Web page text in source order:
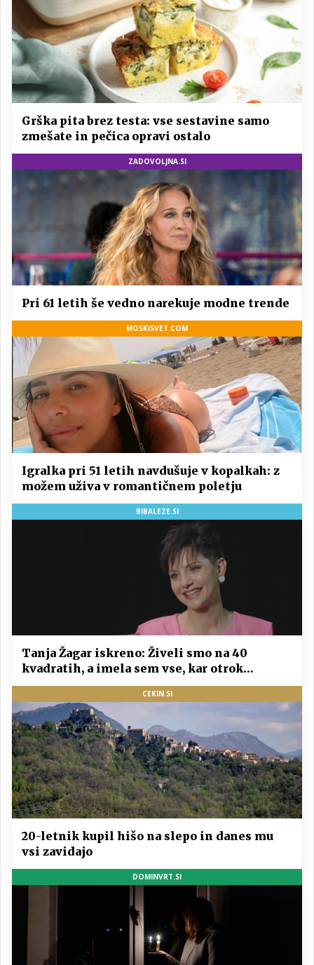
Grška pita brez testa: vse sestavine samo
zmešate in pečica opravi ostalo
ZADOVOLJNA.SI
Pri 61 letih še vedno narekuje modne trende
MOSKISVET.COM
Igralka pri 51 letih navdušuje v kopalkah: z
možem uživa v romantičnem poletju
BIBALEZE.SI
Tanja Žagar iskreno: Živeli smo na 40
kvadratih, a imela sem vse, kar otrok
potrebuje
CEKIN.SI
20-letnik kupil hišo na slepo in danes mu
vsi zavidajo
DOMINVRT.SI